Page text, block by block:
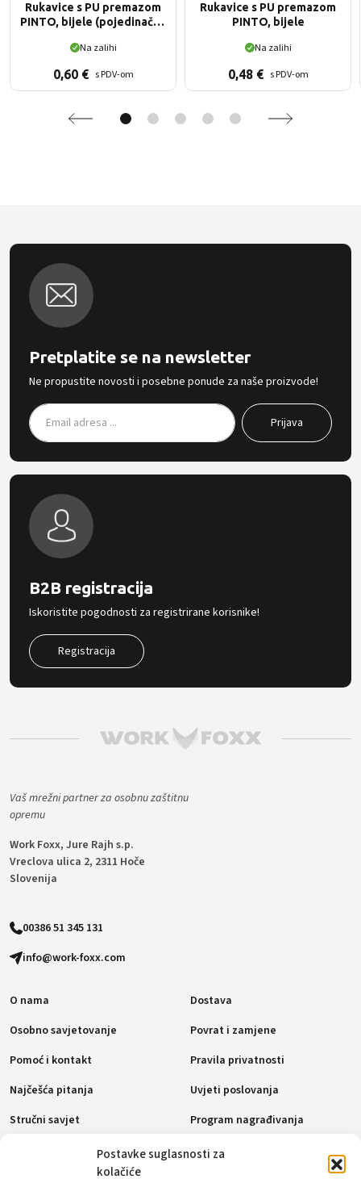
Postavke suglasnosti za
kolačiće
Rukavice s PU premazom
PINTO, bijele (pojedinačno
Na zalihi
0,60 € s PDV-om
Rukavice s PU premazom
PINTO, bijele
Na zalihi
0,48 € s PDV-om
Pretplatite se na newsletter
Ne propustite novosti i posebne ponude za naše proizvode!
B2B registracija
Iskoristite pogodnosti za registrirane korisnike!
Registracija
Vaš mrežni partner za osobnu zaštitnu
opremu
Work Foxx, Jure Rajh s.p.
Vreclova ulica 2, 2311 Hoče
Slovenija
00386 51 345 131
info@work-foxx.com
O nama
Osobno savjetovanje
Pomoć i kontakt
Najčešća pitanja
Stručni savjet
Dostava
Povrat i zamjene
Pravila privatnosti
Uvjeti poslovanja
Program nagrađivanja
Pravila o kolačićima (EU)